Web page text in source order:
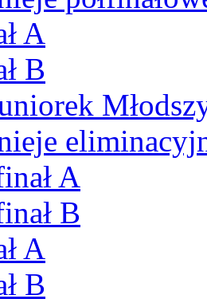
A
B
A
B
A
B